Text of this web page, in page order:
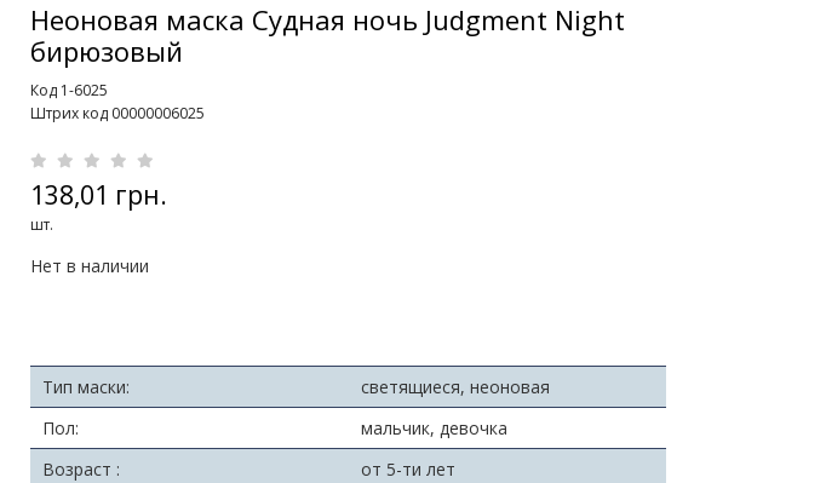
Неоновая маска Судная ночь Judgment Night
бирюзовый
Код 1-6025
Штрих код 00000006025
138,01 грн.
шт.
Нет в наличии
Тип маски:
светящиеся, неоновая
Пол:
мальчик, девочка
Возраст :
от 5-ти лет